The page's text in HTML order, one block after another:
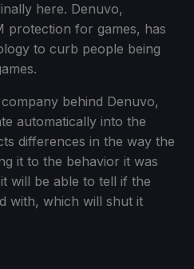
here. Denuvo,
protection for games, has
to curb people being
behind Denuvo,
automatically into the
differences in the way the
it to the behavior it was
will be able to tell if the
with, which will shut it